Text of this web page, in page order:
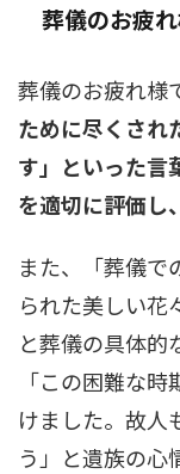
葬儀のお疲
葬儀のお疲れ様
ために尽くされ
す」といった言
を適切に評価し
また、「葬儀で
られた美しい花
と葬儀の具体的
「この困難な
けました。故人
う」と遺族の心